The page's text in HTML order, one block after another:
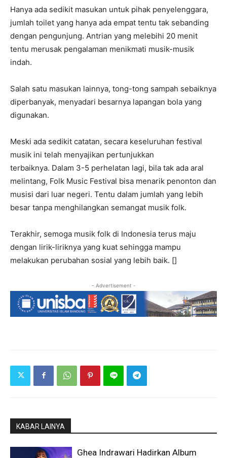
Hanya ada sedikit masukan untuk pihak penyelenggara,
jumlah toilet yang hanya ada empat tentu tak sebanding
dengan pengunjung. Antrian yang melebihi 20 menit
tentu merusak pengalaman menikmati musik-musik
indah.
Salah satu masukan lainnya, tong-tong sampah sebaiknya
diperbanyak, menyadari besarnya lapangan bola yang
digunakan.
Meski ada sedikit catatan, secara keseluruhan festival
musik ini telah menyajikan pertunjukkan
terbaiknya. Dalam 3-5 perhelatan lagi, bila tak ada aral
melintang, Folk Music Festival bisa menarik penonton dan
musisi dari luar negeri. Tentu dalam jumlah yang lebih
besar tanpa menghilangkan semangat musik folk.
Terakhir, semoga musik folk di Indonesia terus maju
dengan lirik-liriknya yang kuat sehingga mampu
melakukan perubahan sosial yang lebih baik. []
- Advertisement -
KABAR LAINYA
Ghea Indrawari Hadirkan Album